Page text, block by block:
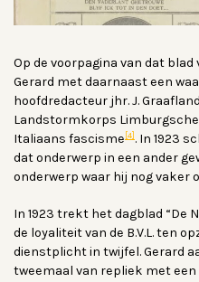
Op de voorpagina van dat
Gerard met daarnaast een
hoofdredacteur jhr. J.
Landstormkorps
Italiaans fascisme [4] . In 1923
dat onderwerp in een ander
onderwerp waar hij nog vaker
In 1923 trekt het dagblad “De
de loyaliteit van de B.V.L. ten
dienstplicht in twijfel. Gerard
tweemaal van repliek met